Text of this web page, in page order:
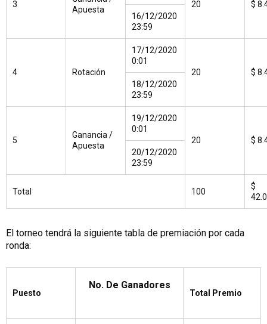
3
Apuesta
20
$
16/12/2020
23:59
4 Rotación
17/12/2020
0:01
20
$
18/12/2020
23:59
5
Ganancia /
Apuesta
19/12/2020
0:01
20
$
20/12/2020
23:59
Total 100
$
El torneo tendrá la siguiente tabla de premiación por cada
ronda:
Puesto
No. De Ganadores
Total Premio